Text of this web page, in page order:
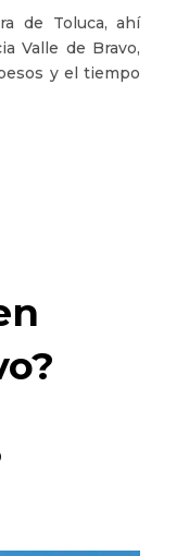
de Toluca, ahí
Valle de Bravo,
y el tiempo